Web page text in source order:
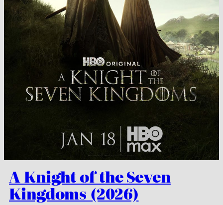
A Knight of the Seven
Kingdoms (2026)